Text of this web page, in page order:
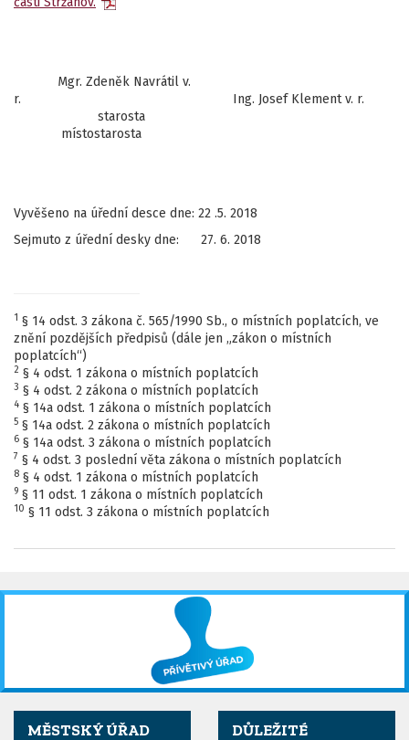
Mgr. Zdeněk Navrátil v.
r. Ing. Josef Klement v. r.
starosta
místostarosta
Vyvěšeno na úřední desce dne: 22 .5. 2018
Sejmuto z úřední desky dne: 27. 6. 2018
1 § 14 odst. 3 zákona č. 565/1990 Sb., o místních poplatcích, ve
znění pozdějších předpisů (dále jen „zákon o místních
poplatcích“)
2 § 4 odst. 1 zákona o místních poplatcích
3 § 4 odst. 2 zákona o místních poplatcích
4 § 14a odst. 1 zákona o místních poplatcích
5 § 14a odst. 2 zákona o místních poplatcích
6 § 14a odst. 3 zákona o místních poplatcích
7 § 4 odst. 3 poslední věta zákona o místních poplatcích
8 § 4 odst. 1 zákona o místních poplatcích
9 § 11 odst. 1 zákona o místních poplatcích
10 § 11 odst. 3 zákona o místních poplatcích
MĚSTSKÝ ÚŘAD DŮLEŽITÉ